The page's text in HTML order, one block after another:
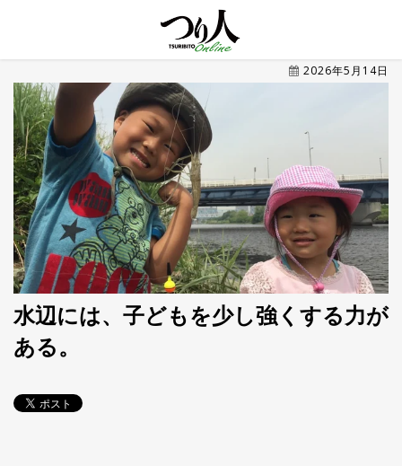
2026年5月14日
水辺には、子どもを少し強くする力が
ある。
ン
ド・
最新
UP
新
着
記
事
No.1
ラ
ン
キ
ン
グ
HOT
釣具